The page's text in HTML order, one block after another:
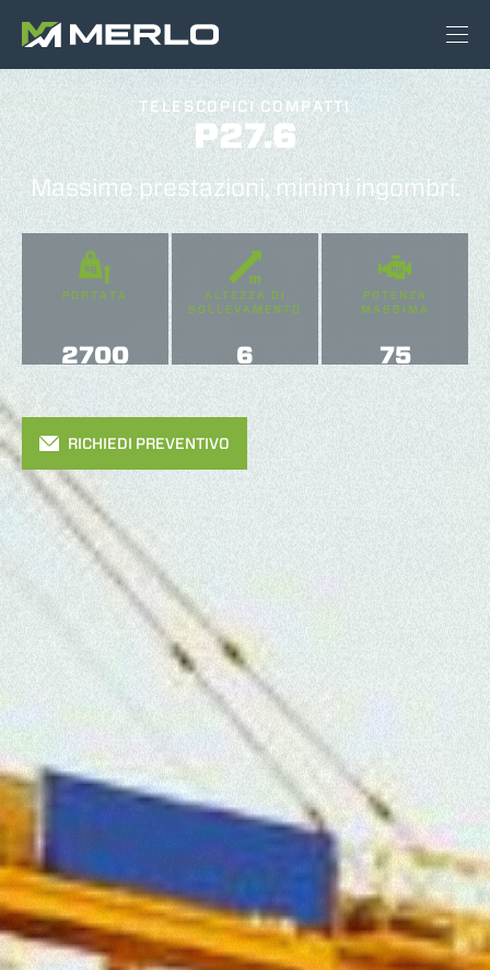
TELESCOPICI COMPATTI
P27.6
Massime prestazioni, minimi ingombri.
PORTATA
2700
ALTEZZA DI
SOLLEVAMENTO
6
POTENZA
MASSIMA
75
RICHIEDI PREVENTIVO